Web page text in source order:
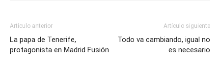
Artículo anterior
La papa de Tenerife,
protagonista en Madrid Fusión
Artículo siguiente
Todo va cambiando, igual no
es necesario